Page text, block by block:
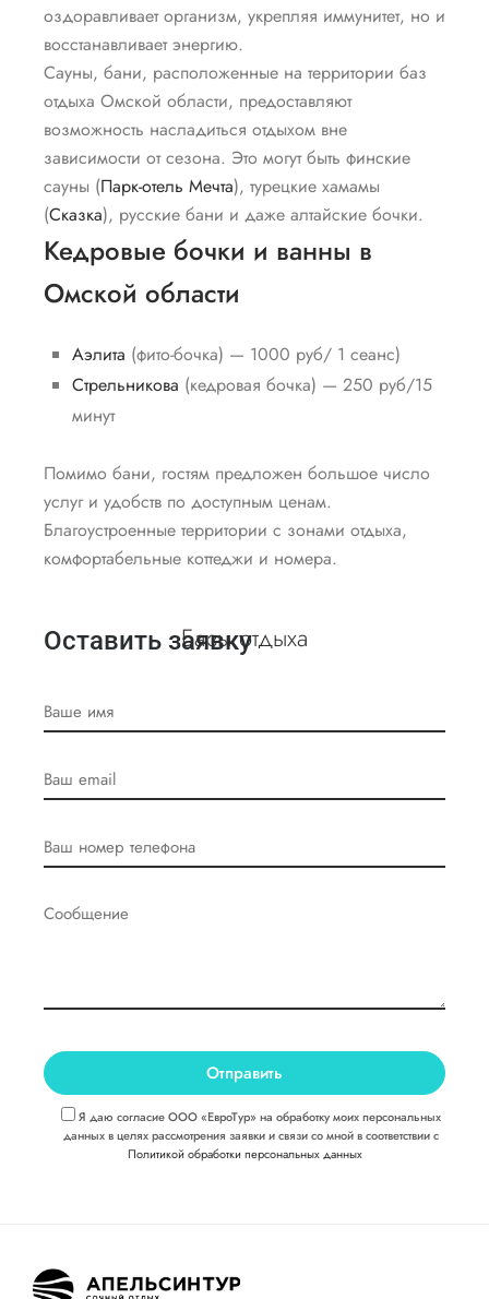
оздоравливает организм, укрепляя иммунитет, но и
восстанавливает энергию.
Сауны, бани, расположенные на территории баз
отдыха Омской области, предоставляют
возможность насладиться отдыхом вне
зависимости от сезона. Это могут быть финские
сауны (Парк-отель Мечта), турецкие хамамы
(Сказка), русские бани и даже алтайские бочки.
Кедровые бочки и ванны в
Омской области
Аэлита (фито-бочка) — 1000 руб/ 1 сеанс)
Стрельникова (кедровая бочка) — 250 руб/15
минут
Помимо бани, гостям предложен большое число
услуг и удобств по доступным ценам.
Благоустроенные территории с зонами отдыха,
комфортабельные коттеджи и номера.
Базы отдыха
Оставить заявку
Я даю согласие ООО «ЕвроТур» на обработку моих персональных
данных в целях рассмотрения заявки и связи со мной в соответствии с
Политикой обработки персональных данных